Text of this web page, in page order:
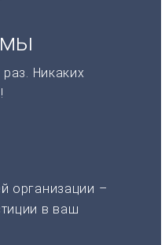
Никаких
организации –
в ваш